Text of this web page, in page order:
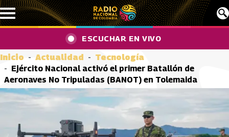
Pasar al contenido principal
ESCUCHAR EN VIVO
Inicio Actualidad
Tecnología
Ejército Nacional activó el primer Batallón de
Aeronaves No Tripuladas (BANOT) en Tolemaida